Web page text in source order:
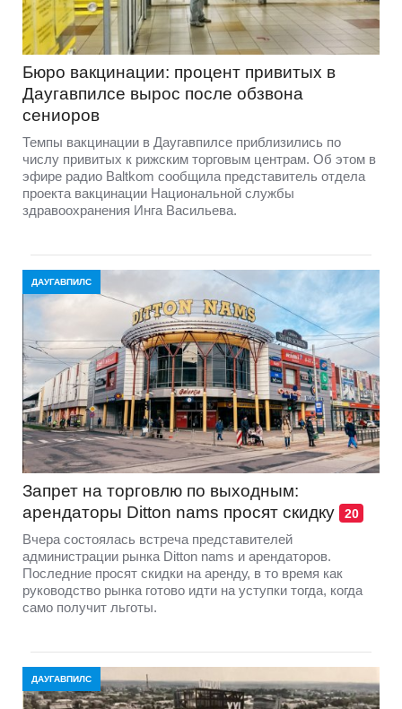
Бюро вакцинации: процент привитых в
Даугавпилсе вырос после обзвона
сениоров
Темпы вакцинации в Даугавпилсе приблизились по
числу привитых к рижским торговым центрам. Об этом в
эфире радио Baltkom сообщила представитель отдела
проекта вакцинации Национальной службы
здравоохранения Инга Васильева.
ДАУГАВПИЛС
Запрет на торговлю по выходным:
арендаторы Ditton nams просят скидку
20
Вчера состоялась встреча представителей
администрации рынка Ditton nams и арендаторов.
Последние просят скидки на аренду, в то время как
руководство рынка готово идти на уступки тогда, когда
само получит льготы.
ДАУГАВПИЛС